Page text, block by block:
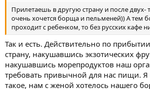
- ресторан грузинской кухни Tiflis в городе
- ресторан при отеле Arcoiris в Чандидасе –
пельмени и вареники;
- Wave House в Чангу – вареники с
- ресторан El Kabron в Улувату – салат
- черную икру можно встретить в
Прилетаешь в другую страну и после двух-
очень хочется борща и пельменей)) А тем
проходит с ребенком, то без русских кафе
Так и есть. Действительно по
страну, накушавшись экзотических
накушавшись морепродуктов наш
требовать привычной для нас пищи. Я
такое, нам с женой хотелось нашего